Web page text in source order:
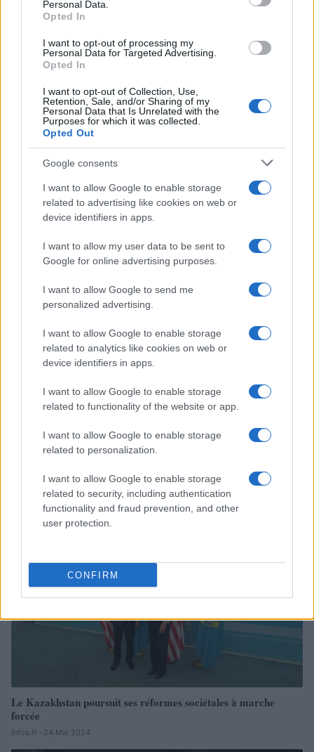
Personal Data.
Opted In
I want to opt-out of processing my
Personal Data for Targeted Advertising.
Opted In
I want to opt-out of Collection, Use,
Retention, Sale, and/or Sharing of my
Personal Data that Is Unrelated with the
Purposes for which it was collected.
Opted Out
Google consents
I want to allow Google to enable storage
related to advertising like cookies on web or
device identifiers in apps.
I want to allow my user data to be sent to
Google for online advertising purposes.
I want to allow Google to send me
personalized advertising.
I want to allow Google to enable storage
related to analytics like cookies on web or
device identifiers in apps.
I want to allow Google to enable storage
related to functionality of the website or app.
I want to allow Google to enable storage
related to personalization.
I want to allow Google to enable storage
related to security, including authentication
functionality and fraud prevention, and other
user protection.
CONFIRM
3.560.364 cas et 138.201 victimes. C’est l’université
américaine Johns Hopkins qui le révèle.
Julien Durand
À lire aussi
MONDE
Le Kazakhstan poursuit ses réformes sociétales à marche
forcée
Infos.fr · 24 Mai 2024